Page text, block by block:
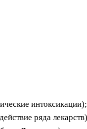
интоксикации);
ряда